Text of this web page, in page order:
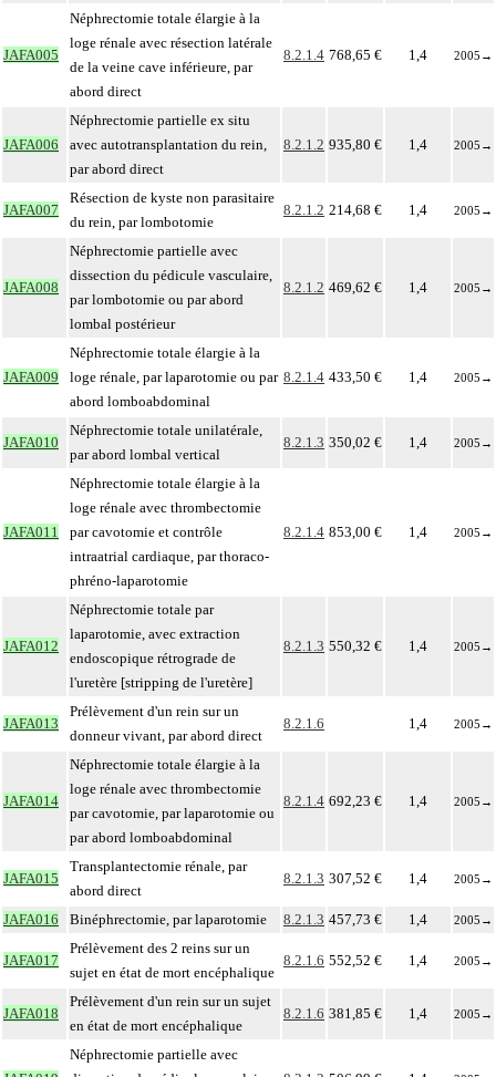
JAFA005
Néphrectomie totale élargie à la
loge rénale avec résection latérale
de la veine cave inférieure, par
abord direct
8.2.1.4 768,65 € 1,4 2005 →
JAFA006
Néphrectomie partielle ex situ
avec autotransplantation du rein,
par abord direct
8.2.1.2 935,80 € 1,4 2005 →
JAFA007
Résection de kyste non parasitaire
du rein, par lombotomie
8.2.1.2 214,68 € 1,4 2005 →
JAFA008
Néphrectomie partielle avec
dissection du pédicule vasculaire,
par lombotomie ou par abord
lombal postérieur
8.2.1.2 469,62 € 1,4 2005 →
JAFA009
Néphrectomie totale élargie à la
loge rénale, par laparotomie ou par
abord lomboabdominal
8.2.1.4 433,50 € 1,4 2005 →
JAFA010
Néphrectomie totale unilatérale,
par abord lombal vertical
8.2.1.3 350,02 € 1,4 2005 →
JAFA011
Néphrectomie totale élargie à la
loge rénale avec thrombectomie
par cavotomie et contrôle
intraatrial cardiaque, par thoraco-
phréno-laparotomie
8.2.1.4 853,00 € 1,4 2005 →
JAFA012
Néphrectomie totale par
laparotomie, avec extraction
endoscopique rétrograde de
l'uretère [stripping de l'uretère]
8.2.1.3 550,32 € 1,4 2005 →
JAFA013
Prélèvement d'un rein sur un
donneur vivant, par abord direct
8.2.1.6 1,4 2005 →
JAFA014
Néphrectomie totale élargie à la
loge rénale avec thrombectomie
par cavotomie, par laparotomie ou
par abord lomboabdominal
8.2.1.4 692,23 € 1,4 2005 →
JAFA015
Transplantectomie rénale, par
abord direct
8.2.1.3 307,52 € 1,4 2005 →
JAFA016 Binéphrectomie, par laparotomie 8.2.1.3 457,73 € 1,4 2005 →
JAFA017
Prélèvement des 2 reins sur un
sujet en état de mort encéphalique
8.2.1.6 552,52 € 1,4 2005 →
JAFA018
Prélèvement d'un rein sur un sujet
en état de mort encéphalique
8.2.1.6 381,85 € 1,4 2005 →
Néphrectomie partielle avec